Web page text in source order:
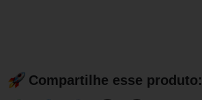
Compartilhe esse produto: